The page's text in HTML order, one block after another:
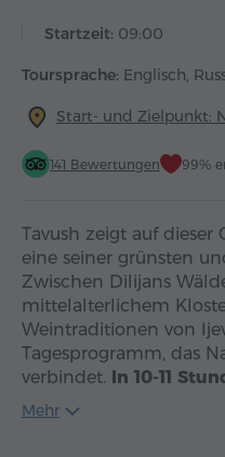
Startzeit: 09:00
Toursprache: Englisch,
Start- und Zielpunkt:
141 Bewertungen 99%
Tavush zeigt auf dieser
eine seiner grünsten
Zwischen Dilijans
mittelalterlichem
Weintraditionen von
Tagesprogramm, das
verbindet.
In 10-11
Mehr